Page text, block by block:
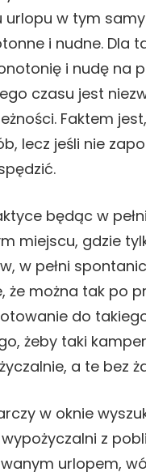
urlopu w tym
i nudne. Dla
i nudę na
czasu jest
Faktem
lecz jeśli nie
będąc w
miejscu, gdzie
w pełni
że można tak po
do
żeby taki
a te bez
w oknie
z
urlopem,